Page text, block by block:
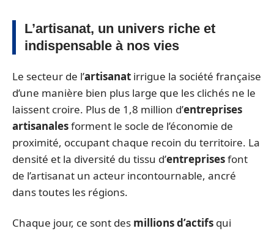
L’artisanat, un univers riche et
indispensable à nos vies
Le secteur de l’artisanat irrigue la société française
d’une manière bien plus large que les clichés ne le
laissent croire. Plus de 1,8 million d’entreprises
artisanalesforment le socle de l’économie de
proximité, occupant chaque recoin du territoire. La
densité et la diversité du tissu d’entreprisesfont
de l’artisanat un acteur incontournable, ancré
dans toutes les régions.
Chaque jour, ce sont des millions d’actifs qui